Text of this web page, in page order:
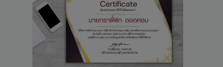
View Details
0 Sale